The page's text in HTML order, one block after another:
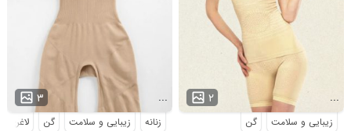
۳ ...
زنانه زیبایی و سلامت گن لاغری
۲ ...
زیبایی و سلامت گن